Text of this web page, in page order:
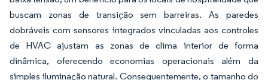
buscam zonas de transição sem barreiras. As paredes
dobráveis com sensores integrados vinculadas aos controles
de HVAC ajustam as zonas de clima interior de forma
dinâmica, oferecendo economias operacionais além da
simples iluminação natural. Consequentemente, o tamanho do